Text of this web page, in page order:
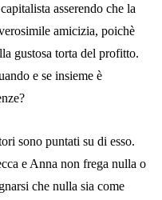
asserendo che la
amicizia, poichè
gustosa torta del profitto.
e se insieme è
sono puntati su di esso.
e Anna non frega nulla o
che nulla sia come